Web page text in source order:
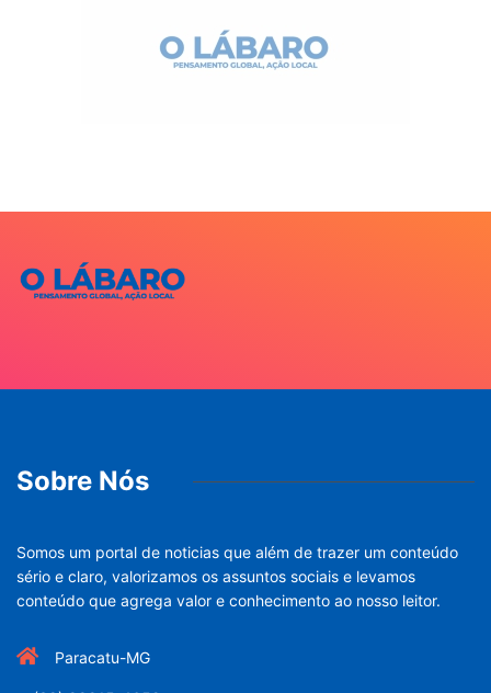
Sobre Nós
Somos um portal de noticias que além de trazer um conteúdo
sério e claro, valorizamos os assuntos sociais e levamos
conteúdo que agrega valor e conhecimento ao nosso leitor.
Paracatu-MG